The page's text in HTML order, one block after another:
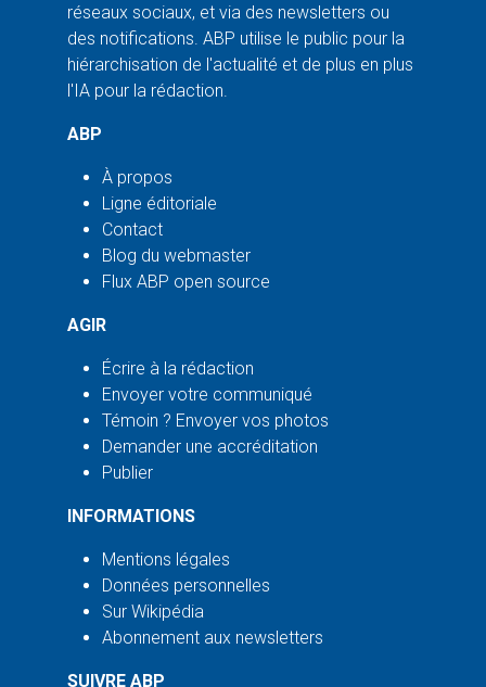
réseaux sociaux, et via des newsletters ou
des notifications. ABP utilise le public pour la
hiérarchisation de l'actualité et de plus en plus
l'IA pour la rédaction.
ABP
À propos
Ligne éditoriale
Contact
Blog du webmaster
Flux ABP open source
AGIR
Écrire à la rédaction
Envoyer votre communiqué
Témoin ? Envoyer vos photos
Demander une accréditation
Publier
INFORMATIONS
Mentions légales
Données personnelles
Sur Wikipédia
Abonnement aux newsletters
SUIVRE ABP